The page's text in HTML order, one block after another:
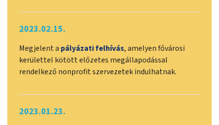
2023.02.15.
Megjelent a pályázati felhívás, amelyen fővárosi
kerülettel kötött előzetes megállapodással
rendelkező nonprofit szervezetek indulhatnak.
2023.01.23.